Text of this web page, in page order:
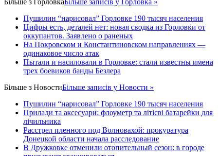
Більше з ГорловкаБільше записів у Горловка »
Пушилин “нарисовал” Горловке 190 тысяч населения
Цифры есть, деталей нет: новая сводка из Горловки от
оккупантов. Заявлено о раненых
На Покровском и Константиновском направлениях —
одинаковое число атак
Пытали и насиловали в Горловке: стали известны имена
трех боевиков банды Безлера
Більше з НовостиБільше записів у Новости »
Пушилин “нарисовал” Горловке 190 тысяч населения
Прилади та аксесуари: флоуметр та літієві батарейки для
лічильника
Расстрел пленного под Волновахой: прокуратура
Донецкой области начала расследование
В Дружковке отменили отопительный сезон: в городе